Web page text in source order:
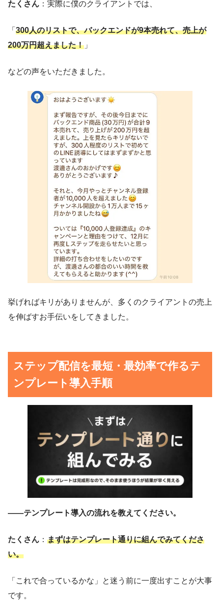
たくさん ：実際に僕のクライアントでは、
「 300人のリストで、バックエンドが9本売れて、売上が
200万円超えました！ 」
などの声をいただきました。
挙げればキリがありませんが、多くのクライアントの売上
を伸ばすお手伝いをしてきました。
ステップ配信を最短・最効率で作るテ
ンプレート導入手順
——テンプレート導入の流れを教えてください。
たくさん ： まずはテンプレート通りに組んでみてくださ
い。
「これで合っているかな」と迷う前に一度出すことが大事
です。